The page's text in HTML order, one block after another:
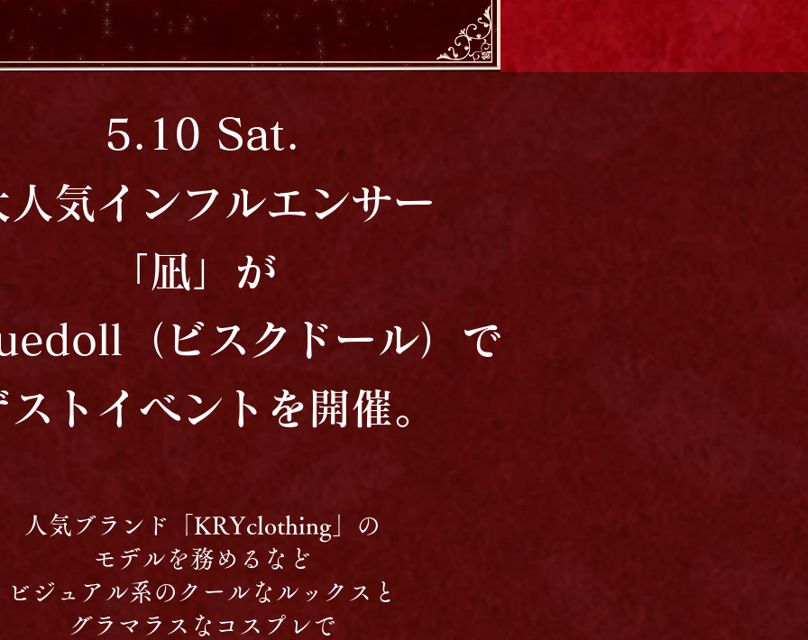
5.10 Sat.
人気インフルエンサー
｢凪」が
（ビスクドール）で
ストイベントを開催。
人気ブランド「KRYclothing」の
モデルを務めるなど
ビジュアル系のクールなルックスと
グラマラスなコスプレで